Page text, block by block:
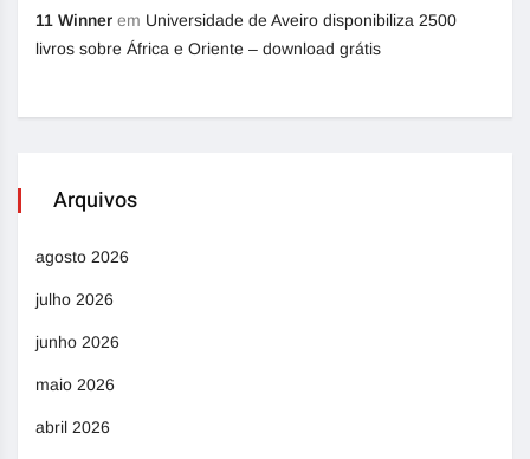
11 Winner em Universidade de Aveiro disponibiliza 2500
livros sobre África e Oriente – download grátis
Arquivos
agosto 2026
julho 2026
junho 2026
maio 2026
abril 2026